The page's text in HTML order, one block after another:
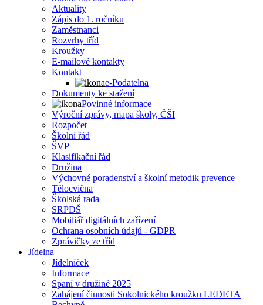
Aktuality
Zápis do 1. ročníku
Zaměstnanci
Rozvrhy tříd
Kroužky
E-mailové kontakty
Kontakt
e-Podatelna
Dokumenty ke stažení
Povinné informace
Výroční zprávy, mapa školy, ČŠI
Rozpočet
Školní řád
ŠVP
Klasifikační řád
Družina
Výchovné poradenství a školní metodik prevence
Tělocvična
Školská rada
SRPDŠ
Mobiliář digitálních zařízení
Ochrana osobních údajů - GDPR
Zprávičky ze tříd
Jídelna
Jídelníček
Informace
Spaní v družině 2025
Zahájení činnosti Sokolnického kroužku LEDETA